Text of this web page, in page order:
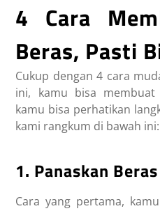
4 Cara
Beras, Pasti
Cukup dengan 4 cara
ini, kamu bisa membuat
kamu bisa perhatikan
kami rangkum di bawah ini:
1. Panaskan Beras
Cara yang pertama,